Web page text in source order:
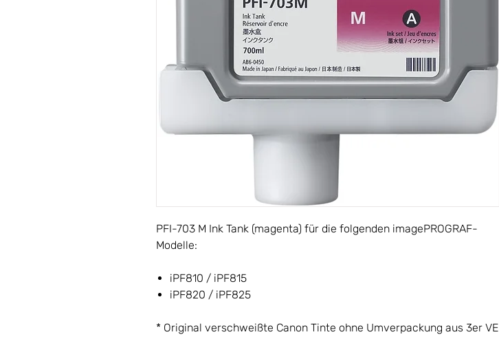
PFI-703 M Ink Tank (magenta) für die folgenden imagePROGRAF-
Modelle:
iPF810 / iPF815
iPF820 / iPF825
* Original verschweißte Canon Tinte ohne Umverpackung aus 3er VE